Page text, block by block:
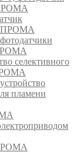
ПРОМА
селективного
пламени